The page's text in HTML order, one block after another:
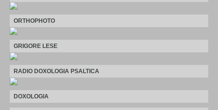
ORTHOPHOTO
GRIGORE LESE
RADIO DOXOLOGIA PSALTICA
DOXOLOGIA